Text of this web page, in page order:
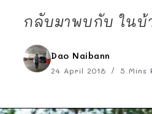
กลับมาพบกับ ในบ้
Dao Naibann
24 April 2018 5 Mins